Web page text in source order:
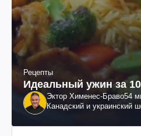
Рецепты
Идеальный ужин за
Эктор Хименес-Браво54
Канадский и украинский